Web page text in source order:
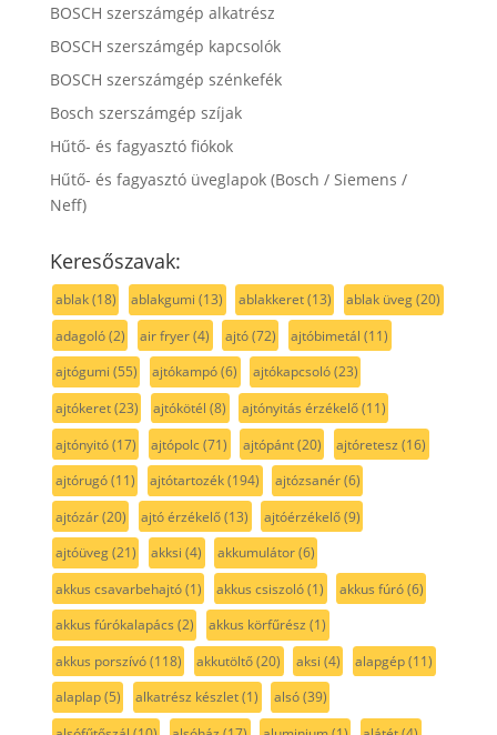
BOSCH szerszámgép alkatrész
BOSCH szerszámgép kapcsolók
BOSCH szerszámgép szénkefék
Bosch szerszámgép szíjak
Hűtő- és fagyasztó fiókok
Hűtő- és fagyasztó üveglapok (Bosch / Siemens /
Neff)
Keresőszavak:
ablak(18) ablakgumi (13) ablakkeret(13) ablak üveg(20)
adagoló(2) air fryer(4) ajtó(72) ajtóbimetál (11)
ajtógumi (55) ajtókampó(6) ajtókapcsoló(23)
ajtókeret(23) ajtókötél (8) ajtónyitás érzékelő(11)
ajtónyitó(17) ajtópolc(71) ajtópánt(20) ajtóretesz (16)
ajtórugó(11) ajtótartozék(194) ajtózsanér(6)
ajtózár(20) ajtó érzékelő(13) ajtóérzékelő(9)
ajtóüveg(21) akksi (4) akkumulátor(6)
akkus csavarbehajtó(1) akkus csiszoló(1) akkus fúró(6)
akkus fúrókalapács (2) akkus körfűrész (1)
akkus porszívó(118) akkutöltő(20) aksi (4) alapgép(11)
alaplap(5) alkatrész készlet(1) alsó(39)